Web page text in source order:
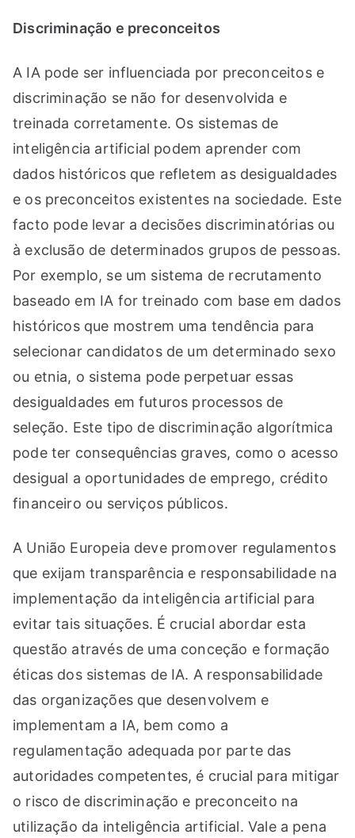
Discriminação e preconceitos
A IA pode ser influenciada por preconceitos e
discriminação se não for desenvolvida e
treinada corretamente. Os sistemas de
inteligência artificial podem aprender com
dados históricos que refletem as desigualdades
e os preconceitos existentes na sociedade. Este
facto pode levar a decisões discriminatórias ou
à exclusão de determinados grupos de pessoas.
Por exemplo, se um sistema de recrutamento
baseado em IA for treinado com base em dados
históricos que mostrem uma tendência para
selecionar candidatos de um determinado sexo
ou etnia, o sistema pode perpetuar essas
desigualdades em futuros processos de
seleção. Este tipo de discriminação algorítmica
pode ter consequências graves, como o acesso
desigual a oportunidades de emprego, crédito
financeiro ou serviços públicos.
A União Europeia deve promover regulamentos
que exijam transparência e responsabilidade na
implementação da inteligência artificial para
evitar tais situações. É crucial abordar esta
questão através de uma conceção e formação
éticas dos sistemas de IA. A responsabilidade
das organizações que desenvolvem e
implementam a IA, bem como a
regulamentação adequada por parte das
autoridades competentes, é crucial para mitigar
o risco de discriminação e preconceito na
utilização da inteligência artificial. Vale a pena